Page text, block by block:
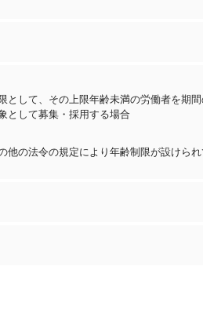
として、その上限年齢未満の労働者を期
として募集・採用する場合
他の法令の規定により年齢制限が設けら